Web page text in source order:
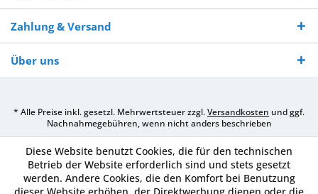
Zahlung & Versand
Über uns
* Alle Preise inkl. gesetzl. Mehrwertsteuer zzgl.Versandkosten und ggf.
Nachnahmegebühren, wenn nicht anders beschrieben
Diese Website benutzt Cookies, die für den technischen
Betrieb der Website erforderlich sind und stets gesetzt
werden. Andere Cookies, die den Komfort bei Benutzung